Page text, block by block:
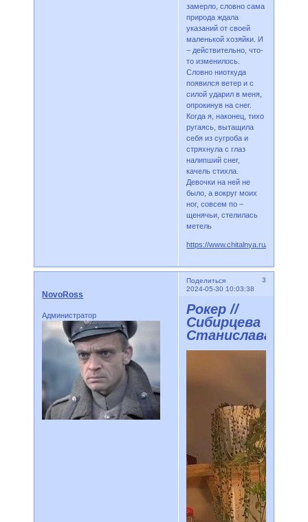
замерло, словно сама
природа ждала
указаний от своей
маленькой хозяйки. И
– действительно, что-
то изменилось.
Словно ниоткуда
появился ветер и с
силой ударил в меня,
опрокинув на снег.
Когда я, наконец, тихо
ругаясь, вытащила
себя из сугроба и
стряхнула с глаз
налипший снег,
качель стихла.
Девочки на ней не
было, а вокруг моих
ног, совсем по –
щенячьи, стелилась
метель
https://www.chitalnya.ru/work/
Поделиться
3
2024-05-30 10:03:38
NovoRoss
Администратор
Рокер //
Сибирцева
Станислава